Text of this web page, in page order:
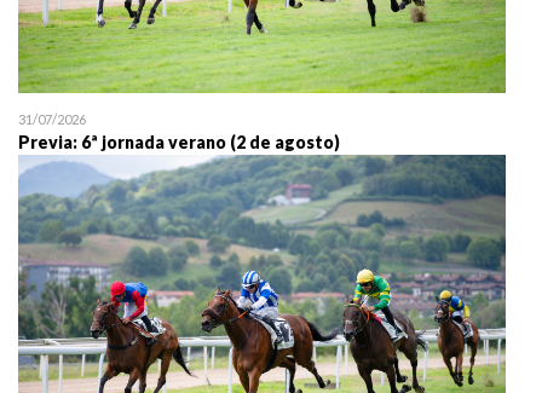
31/07/2026
Previa: 6ª jornada verano (2 de agosto)